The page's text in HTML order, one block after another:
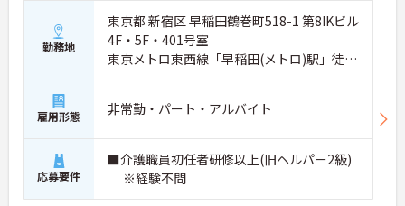
勤務地
東京都 新宿区 早稲田鶴巻町518-1 第8IKビル
4F・5F・401号室
東京メトロ東西線「早稲田(メトロ)駅」徒歩
4分
雇用形態 非常勤・パート・アルバイト
応募要件
■介護職員初任者研修以上(旧ヘルパー2級)
※経験不問